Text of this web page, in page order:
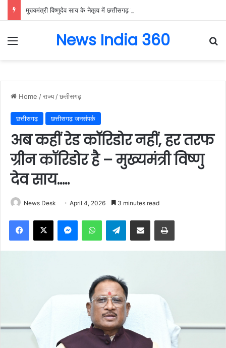
Menu News India 360
Home /राज्य /छत्तीसगढ़
छत्तीसगढ़ छत्तीसगढ़ जनसंपर्क
अब कहीं रेड कॉरिडोर नहीं, हर तरफ
ग्रीन कॉरिडोर है – मुख्यमंत्री विष्णु
देव साय…..
News Desk April 4, 2026 3 minutes read
Facebook
X MessengerWhatsAppTelegramShare via Email Print